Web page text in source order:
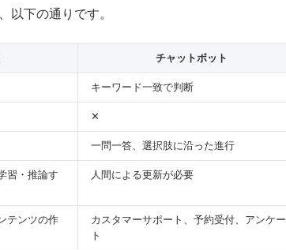
以下の通りです。
チャットボット
キーワード一致で判断
✕
一問一答、選択肢に沿った進行
習・推論す
人間による更新が必要
テンツの作
カスタマーサポート、予約受付、アンケー
ト